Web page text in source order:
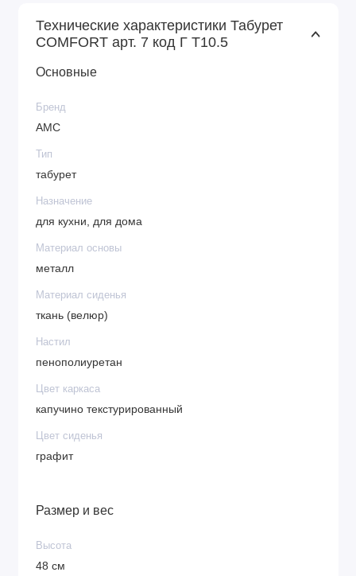
Технические характеристики Табурет
COMFORT арт. 7 код Г Т10.5
Основные
Бренд
АМС
Тип
табурет
Назначение
для кухни, для дома
Материал основы
металл
Материал сиденья
ткань (велюр)
Настил
пенополиуретан
Цвет каркаса
капучино текстурированный
Цвет сиденья
графит
Размер и вес
Высота
48 см